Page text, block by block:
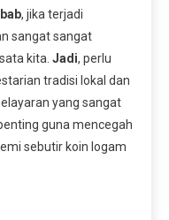
, jika terjadi
sangat sangat
kita. Jadi, perlu
tradisi lokal dan
yang sangat
guna mencegah
sebutir koin logam